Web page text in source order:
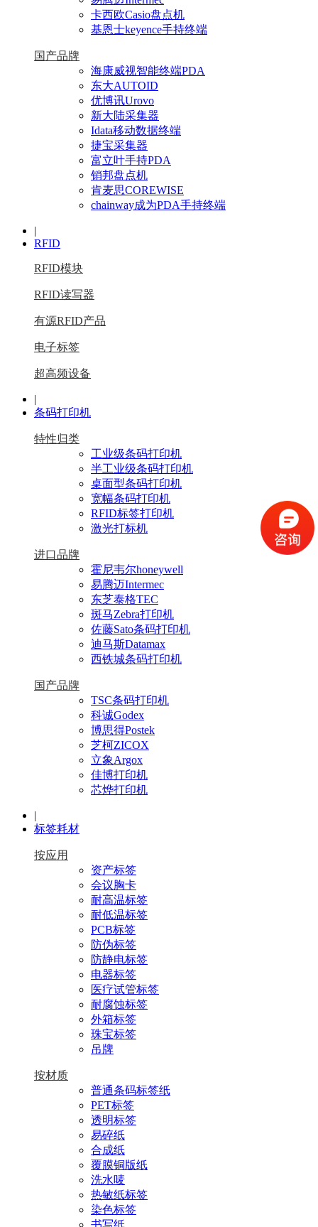
卡西欧Casio盘点机
基恩士keyence手持终端
国产品牌
海康威视智能终端PDA
东大AUTOID
优博讯Urovo
新大陆采集器
Idata移动数据终端
捷宝采集器
富立叶手持PDA
销邦盘点机
肯麦思COREWISE
chainway成为PDA手持终端
|
RFID
RFID模块
RFID读写器
有源RFID产品
电子标签
超高频设备
|
条码打印机
特性归类
工业级条码打印机
半工业级条码打印机
桌面型条码打印机
宽幅条码打印机
RFID标签打印机
激光打标机
进口品牌
霍尼韦尔honeywell
易腾迈Intermec
东芝泰格TEC
斑马Zebra打印机
佐藤Sato条码打印机
迪马斯Datamax
西铁城条码打印机
国产品牌
TSC条码打印机
科诚Godex
博思得Postek
芝柯ZICOX
立象Argox
佳博打印机
芯烨打印机
|
标签耗材
按应用
资产标签
会议胸卡
耐高温标签
耐低温标签
PCB标签
防伪标签
防静电标签
电器标签
医疗试管标签
耐腐蚀标签
外箱标签
珠宝标签
吊牌
按材质
普通条码标签纸
PET标签
透明标签
易碎纸
合成纸
覆膜铜版纸
洗水唛
热敏纸标签
染色标签
书写纸